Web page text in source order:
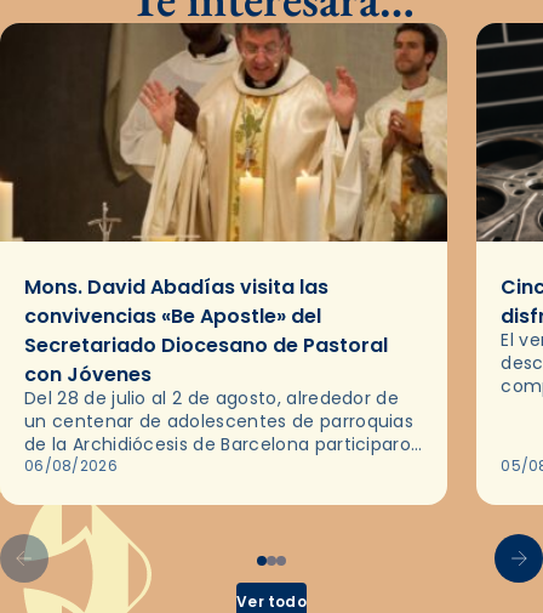
Mons. David Abadías visita las
convivencias «Be Apostle» del
Secretariado Diocesano de Pastoral
con Jóvenes
Del 28 de julio al 2 de agosto, alrededor de
un centenar de adolescentes de parroquias
de la Archidiócesis de Barcelona participaron
en las convivencias Be Apostle, organizadas
06/08/2026
El
05/
Ver todo